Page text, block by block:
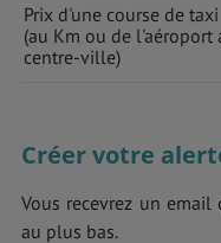
Prix d'une course de taxi
(au Km ou de l'aéroport
centre-ville)
Créer votre
Vous recevrez un
au plus bas.